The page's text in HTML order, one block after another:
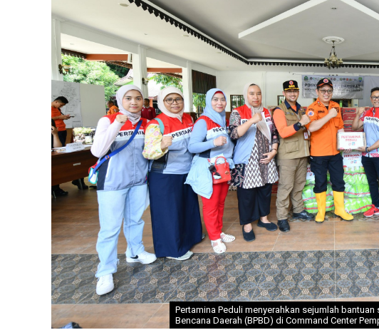
Pertamina Peduli menyerahkan sejumlah
Bencana Daerah (BPBD) di Command Center